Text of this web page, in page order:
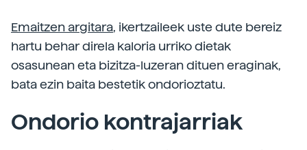
Emaitzen argitara, ikertzaileek uste dute bereiz
hartu behar direla kaloria urriko dietak
osasunean eta bizitza-luzeran dituen eraginak,
bata ezin baita bestetik ondorioztatu.
Ondorio kontrajarriak